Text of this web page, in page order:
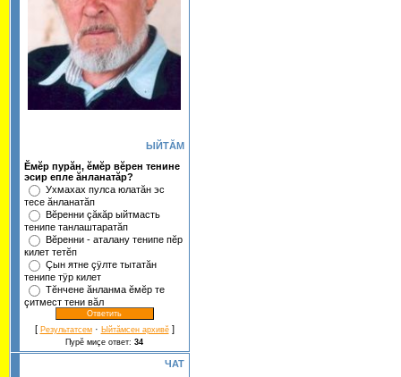
ЫЙТĂМ
Ĕмĕр пурăн, ĕмĕр вĕрен тенине
эсир епле ăнланатăр?
Ухмахах пулса юлатăн эс
тесе ăнланатăп
Вĕренни çăкăр ыйтмасть
тенипе танлаштаратăп
Вĕренни - аталану тенипе пĕр
килет тетĕп
Çын ятне çÿлте тытатăн
тенипе тÿр килет
Тĕнчене ăнланма ĕмĕр те
çитмест тени вăл
[ Результатсем· Ыйтăмсен архивĕ]
Пурĕ миçе ответ: 34
ЧАТ